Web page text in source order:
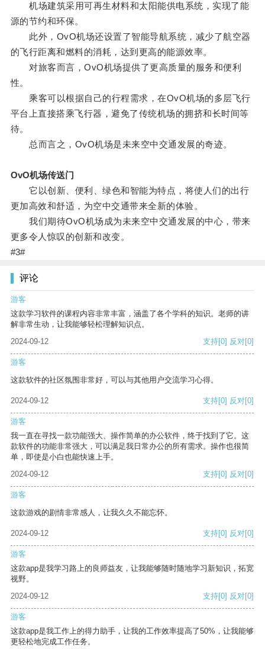
机场建筑采用可再生材料和太阳能供电系统，实现了能
源的节约和环保。
此外，OvO机场还设置了智能导航系统，减少了航空器
的飞行距离和燃料的消耗，达到更高的能源效率。
对旅客而言，OvO机场提供了更高质量的服务和便利
性。
乘客可以根据自己的行程需求，在OvO机场的多层飞行
平台上直接搭乘飞行器，避免了传统机场的拥挤和长时间等
待。
总而言之，OvO机场是未来空中交通发展的奇迹。
OvO机场传送门
它以创新、便利、绿色和智能为特点，将使人们的出行
更加高效和舒适，为空中交通带来全新的体验。
我们期待OvO机场成为未来空中交通发展的中心，带来
更多令人惊叹的创新和改变。
#3#
评论
游客
这款学习软件的课程内容非常丰富，涵盖了各个学科的知识。老师的讲
解非常生动，让我能够轻松理解知识点。
2024-09-12
支持[0] 反对[0]
游客
这款软件的社区氛围非常好，可以与其他用户交流学习心得。
2024-09-12 支持[0] 反对[0]
游客
我一直在寻找一款功能强大、操作简单的办公软件，终于找到了它。这
款软件的功能非常强大，可以满足我日常办公的所有需求。操作也很简
单，即使是小白也能快速上手。
2024-09-12
支持[0] 反对[0]
游客
这款游戏的剧情非常感人，让我久久不能忘怀。
2024-09-12 支持[0] 反对[0]
游客
这款app是我学习路上的良师益友，让我能够随时随地学习新知识，拓宽
视野。
2024-09-12
支持[0] 反对[0]
游客
这款app是我工作上的得力助手，让我的工作效率提高了50%，让我能够
更轻松地完成工作任务。